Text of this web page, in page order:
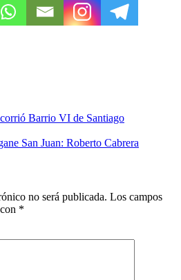
Barrio VI de Santiago
San Juan: Roberto Cabrera
no será publicada. Los campos
*